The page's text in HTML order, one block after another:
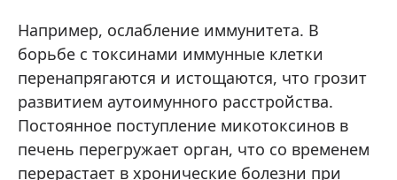
Например, ослабление иммунитета. В
борьбе с токсинами иммунные клетки
перенапрягаются и истощаются, что грозит
развитием аутоимунного расстройства.
Постоянное поступление микотоксинов в
печень перегружает орган, что со временем
перерастает в хронические болезни при